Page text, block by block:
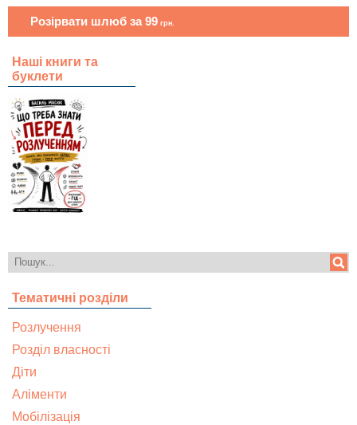
Розірвати шлюб за 99 грн.
Наші книги та
буклети
Тематичні розділи
Розлучення
Розділ власності
Діти
Аліменти
Мобілізація